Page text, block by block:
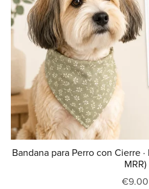
Bandana para Perro con Cierre
MRR)
€9.00